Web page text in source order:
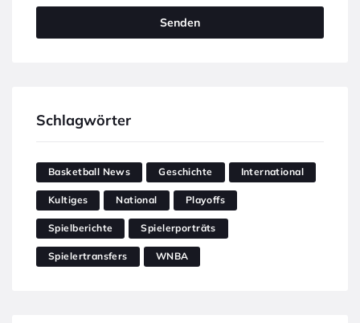
Schlagwörter
Basketball News Geschichte International
Kultiges National Playoffs
Spielberichte Spielerporträts
Spielertransfers WNBA